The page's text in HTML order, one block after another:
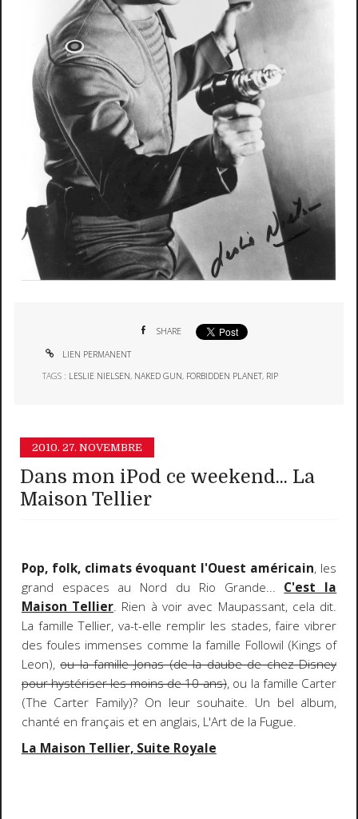
SHARE
LIEN PERMANENT
TAGS : LESLIE NIELSEN, NAKED GUN, FORBIDDEN PLANET, RIP
2010. 27. NOVEMBRE
Dans mon iPod ce weekend... La
Maison Tellier
Pop, folk, climats évoquant l'Ouest américain, les
grand espaces au Nord du Rio Grande... C'est la
Maison Tellier. Rien à voir avec Maupassant, cela dit.
La famille Tellier, va-t-elle remplir les stades, faire vibrer
des foules immenses comme la famille Followil (Kings of
Leon),ou la famille Jonas (de la daube de chez Disney
pour hystériser les moins de 10 ans), ou la famille Carter
(The Carter Family)? On leur souhaite. Un bel album,
chanté en français et en anglais, L'Art de la Fugue.
La Maison Tellier, Suite Royale